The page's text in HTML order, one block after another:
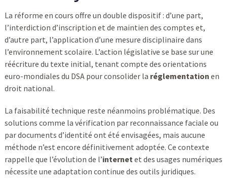
La réforme en cours offre un double dispositif : d’une part,
l’interdiction d’inscription et de maintien des comptes et,
d’autre part, l’application d’une mesure disciplinaire dans
l’environnement scolaire. L’action législative se base sur une
réécriture du texte initial, tenant compte des orientations
euro-mondiales du DSA pour consolider la réglementation en
droit national.
La faisabilité technique reste néanmoins problématique. Des
solutions comme la vérification par reconnaissance faciale ou
par documents d’identité ont été envisagées, mais aucune
méthode n’est encore définitivement adoptée. Ce contexte
rappelle que l’évolution de l’internetet des usages numériques
nécessite une adaptation continue des outils juridiques.